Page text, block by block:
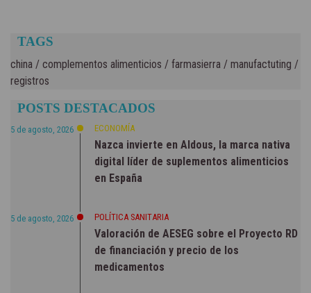
TAGS
china / complementos alimenticios / farmasierra / manufactuting /
registros
POSTS DESTACADOS
5 de agosto, 2026 ECONOMÍA
Nazca invierte en Aldous, la marca nativa
digital líder de suplementos alimenticios
en España
5 de agosto, 2026 POLÍTICA SANITARIA
Valoración de AESEG sobre el Proyecto RD
de financiación y precio de los
medicamentos